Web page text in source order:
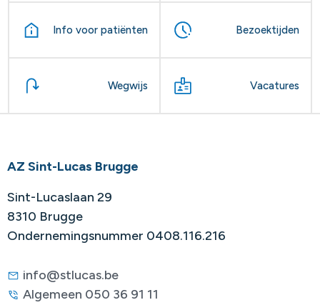
Info voor patiënten Bezoektijden
Wegwijs Vacatures
AZ Sint-Lucas Brugge
Sint-Lucaslaan 29
8310 Brugge
Ondernemingsnummer 0408.116.216
info@stlucas.be
Algemeen 050 36 91 11